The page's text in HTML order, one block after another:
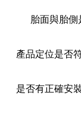
胎面與胎側
產品定位是否
是否有正確安